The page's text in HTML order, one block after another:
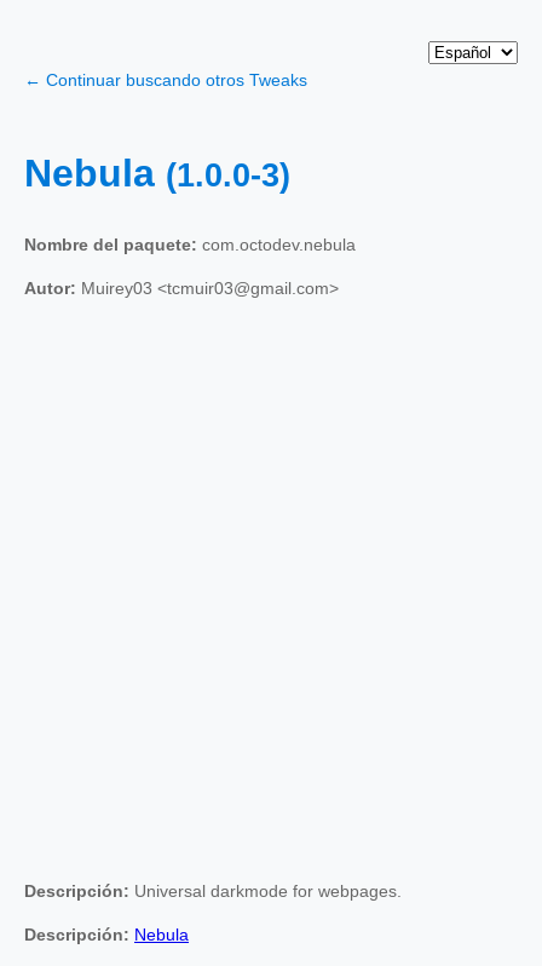
← Continuar buscando otros Tweaks
Nebula (1.0.0-3)
Nombre del paquete: com.octodev.nebula
Autor: Muirey03 <tcmuir03@gmail.com>
Descripción: Universal darkmode for webpages.
Descripción: Nebula